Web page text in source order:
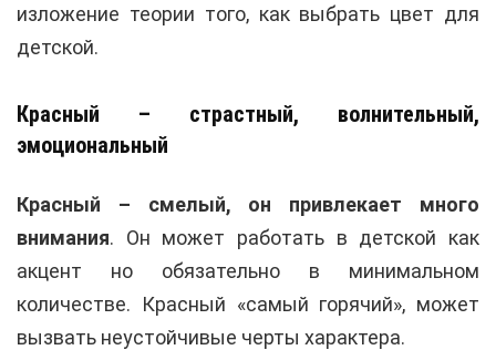
изложение теории того, как выбрать цвет для
детской.
Красный – страстный, волнительный,
эмоциональный
Красный – смелый, он привлекает много
внимания. Он может работать в детской как
акцент но обязательно в минимальном
количестве. Красный «самый горячий», может
вызвать неустойчивые черты характера.